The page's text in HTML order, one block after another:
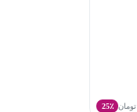
تومان 25٪